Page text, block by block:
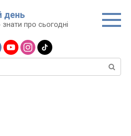
день
про сьогодні